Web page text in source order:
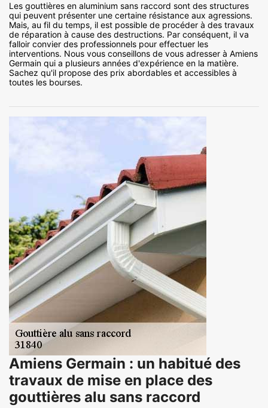
Les gouttières en aluminium sans raccord sont des structures
qui peuvent présenter une certaine résistance aux agressions.
Mais, au fil du temps, il est possible de procéder à des travaux
de réparation à cause des destructions. Par conséquent, il va
falloir convier des professionnels pour effectuer les
interventions. Nous vous conseillons de vous adresser à Amiens
Germain qui a plusieurs années d'expérience en la matière.
Sachez qu'il propose des prix abordables et accessibles à
toutes les bourses.
Amiens Germain : un habitué des
travaux de mise en place des
gouttières alu sans raccord